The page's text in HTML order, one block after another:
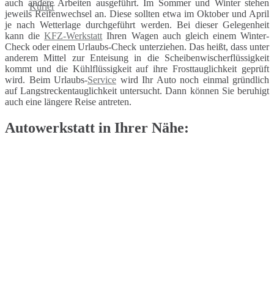
auch andere Arbeiten ausgeführt. Im Sommer und Winter stehen
jeweils Reifenwechsel an. Diese sollten etwa im Oktober und April
je nach Wetterlage durchgeführt werden. Bei dieser Gelegenheit
kann dieKFZ-Werkstatt Ihren Wagen auch gleich einem Winter-
Check oder einem Urlaubs-Check unterziehen. Das heißt, dass unter
anderem Mittel zur Enteisung in die Scheibenwischerflüssigkeit
kommt und die Kühlflüssigkeit auf ihre Frosttauglichkeit geprüft
wird. Beim Urlaubs-Service wird Ihr Auto noch einmal gründlich
auf Langstreckentauglichkeit untersucht. Dann können Sie beruhigt
auch eine längere Reise antreten.
Autowerkstatt in Ihrer Nähe: